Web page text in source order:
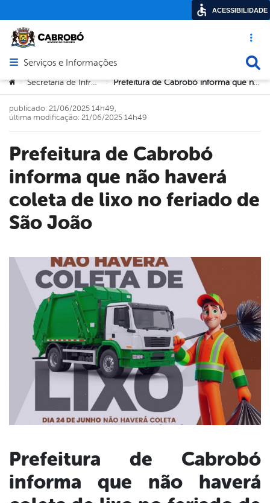
Acesso
Abrir menu principal de navegação
Serviços e Informações
Você está aqui:
> Secretaria de Infraestrutura > Prefeitura de Cabrobó informa que não haverá coleta de lixo no feriado de São João
Prefeitura de Cabrobó
informa que não haverá
coleta de lixo no feriado de
São João
publicado: 21/06/2025 14h49,
última modificação: 21/06/2025 14h49
Prefeitura de Cabrobó
informa que não haverá
ACESSIBILIDADE